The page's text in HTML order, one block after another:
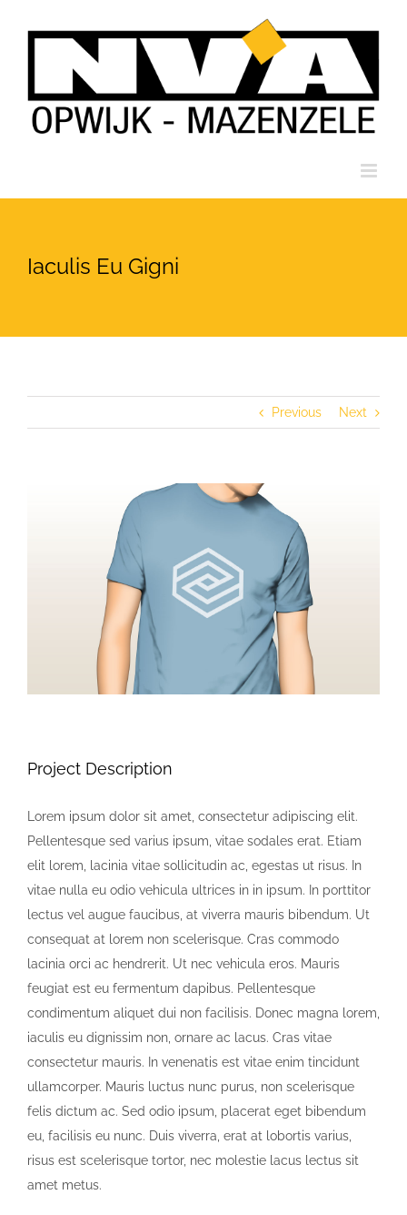
Iaculis Eu Gigni
Previous Next
Project Description
Lorem ipsum dolor sit amet, consectetur adipiscing elit.
Pellentesque sed varius ipsum, vitae sodales erat. Etiam
elit lorem, lacinia vitae sollicitudin ac, egestas ut risus. In
vitae nulla eu odio vehicula ultrices in in ipsum. In porttitor
lectus vel augue faucibus, at viverra mauris bibendum. Ut
consequat at lorem non scelerisque. Cras commodo
lacinia orci ac hendrerit. Ut nec vehicula eros. Mauris
feugiat est eu fermentum dapibus. Pellentesque
condimentum aliquet dui non facilisis. Donec magna lorem,
iaculis eu dignissim non, ornare ac lacus. Cras vitae
consectetur mauris. In venenatis est vitae enim tincidunt
ullamcorper. Mauris luctus nunc purus, non scelerisque
felis dictum ac. Sed odio ipsum, placerat eget bibendum
eu, facilisis eu nunc. Duis viverra, erat at lobortis varius,
risus est scelerisque tortor, nec molestie lacus lectus sit
amet metus.